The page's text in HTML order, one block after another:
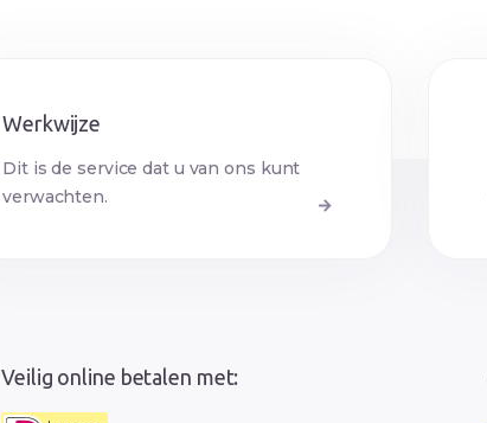
Werkwijze
Dit is de service dat u van ons kunt
verwachten.
Veilig online betalen met: